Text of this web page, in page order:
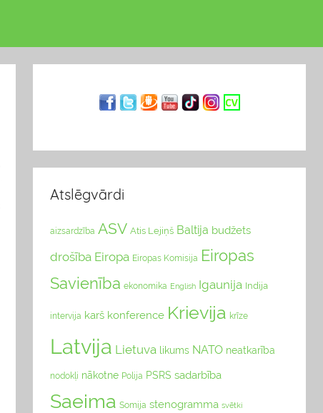
Atslēgvārdi
aizsardzība ASV Atis Lejiņš Baltija budžets
drošība Eiropa Eiropas Komisija Eiropas
Savienība ekonomika English Igaunija Indija
intervija karš konference Krievija krīze
Latvija Lietuva likums NATO neatkarība
nodokļi nākotne Polija PSRS sadarbība
Saeima Somija stenogramma svētki